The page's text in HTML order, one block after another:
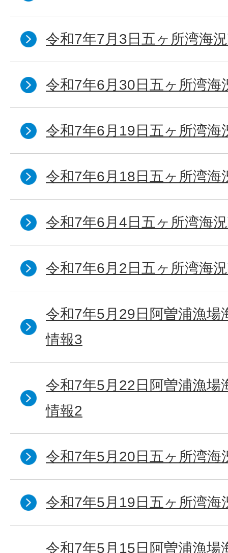
令和7年7月3日五ヶ所湾海
令和7年6月30日五ヶ所湾海
令和7年6月19日五ヶ所湾海
令和7年6月18日五ヶ所湾海
令和7年6月4日五ヶ所湾海
令和7年6月2日五ヶ所湾海
令和7年5月29日阿曽浦漁場
情報3
令和7年5月22日阿曽浦漁場
情報2
令和7年5月20日五ヶ所湾海
令和7年5月19日五ヶ所湾海
令和7年5月15日阿曽浦漁場